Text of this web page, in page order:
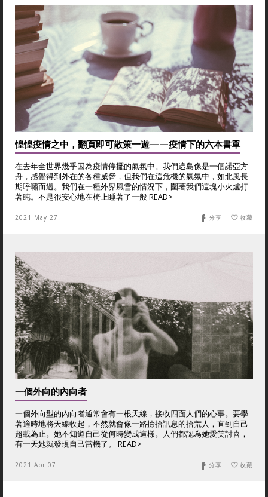
惶惶疫情之中，翻頁即可散策一遊——疫情下的六本書單
在去年全世界幾乎因為疫情停擺的氣氛中。我們這島像是一個諾亞方
舟，感覺得到外在的各種威脅，但我們在這危機的氣氛中，如北風長
期呼嘯而過。我們在一種外界風雪的情況下，圍著我們這塊小火爐打
著盹。不是很安心地在椅上睡著了一般 READ>
2021 May 27 收藏
分享
一個外向的內向者
一個外向型的內向者通常會有一根天線，接收四面人們的心事。要學
著適時地將天線收起，不然就會像一路撿拾訊息的拾荒人，直到自己
超載為止。她不知道自己從何時變成這樣。人們都認為她愛笑討喜，
有一天她就發現自己當機了。 READ>
2021 Apr 07 收藏
分享